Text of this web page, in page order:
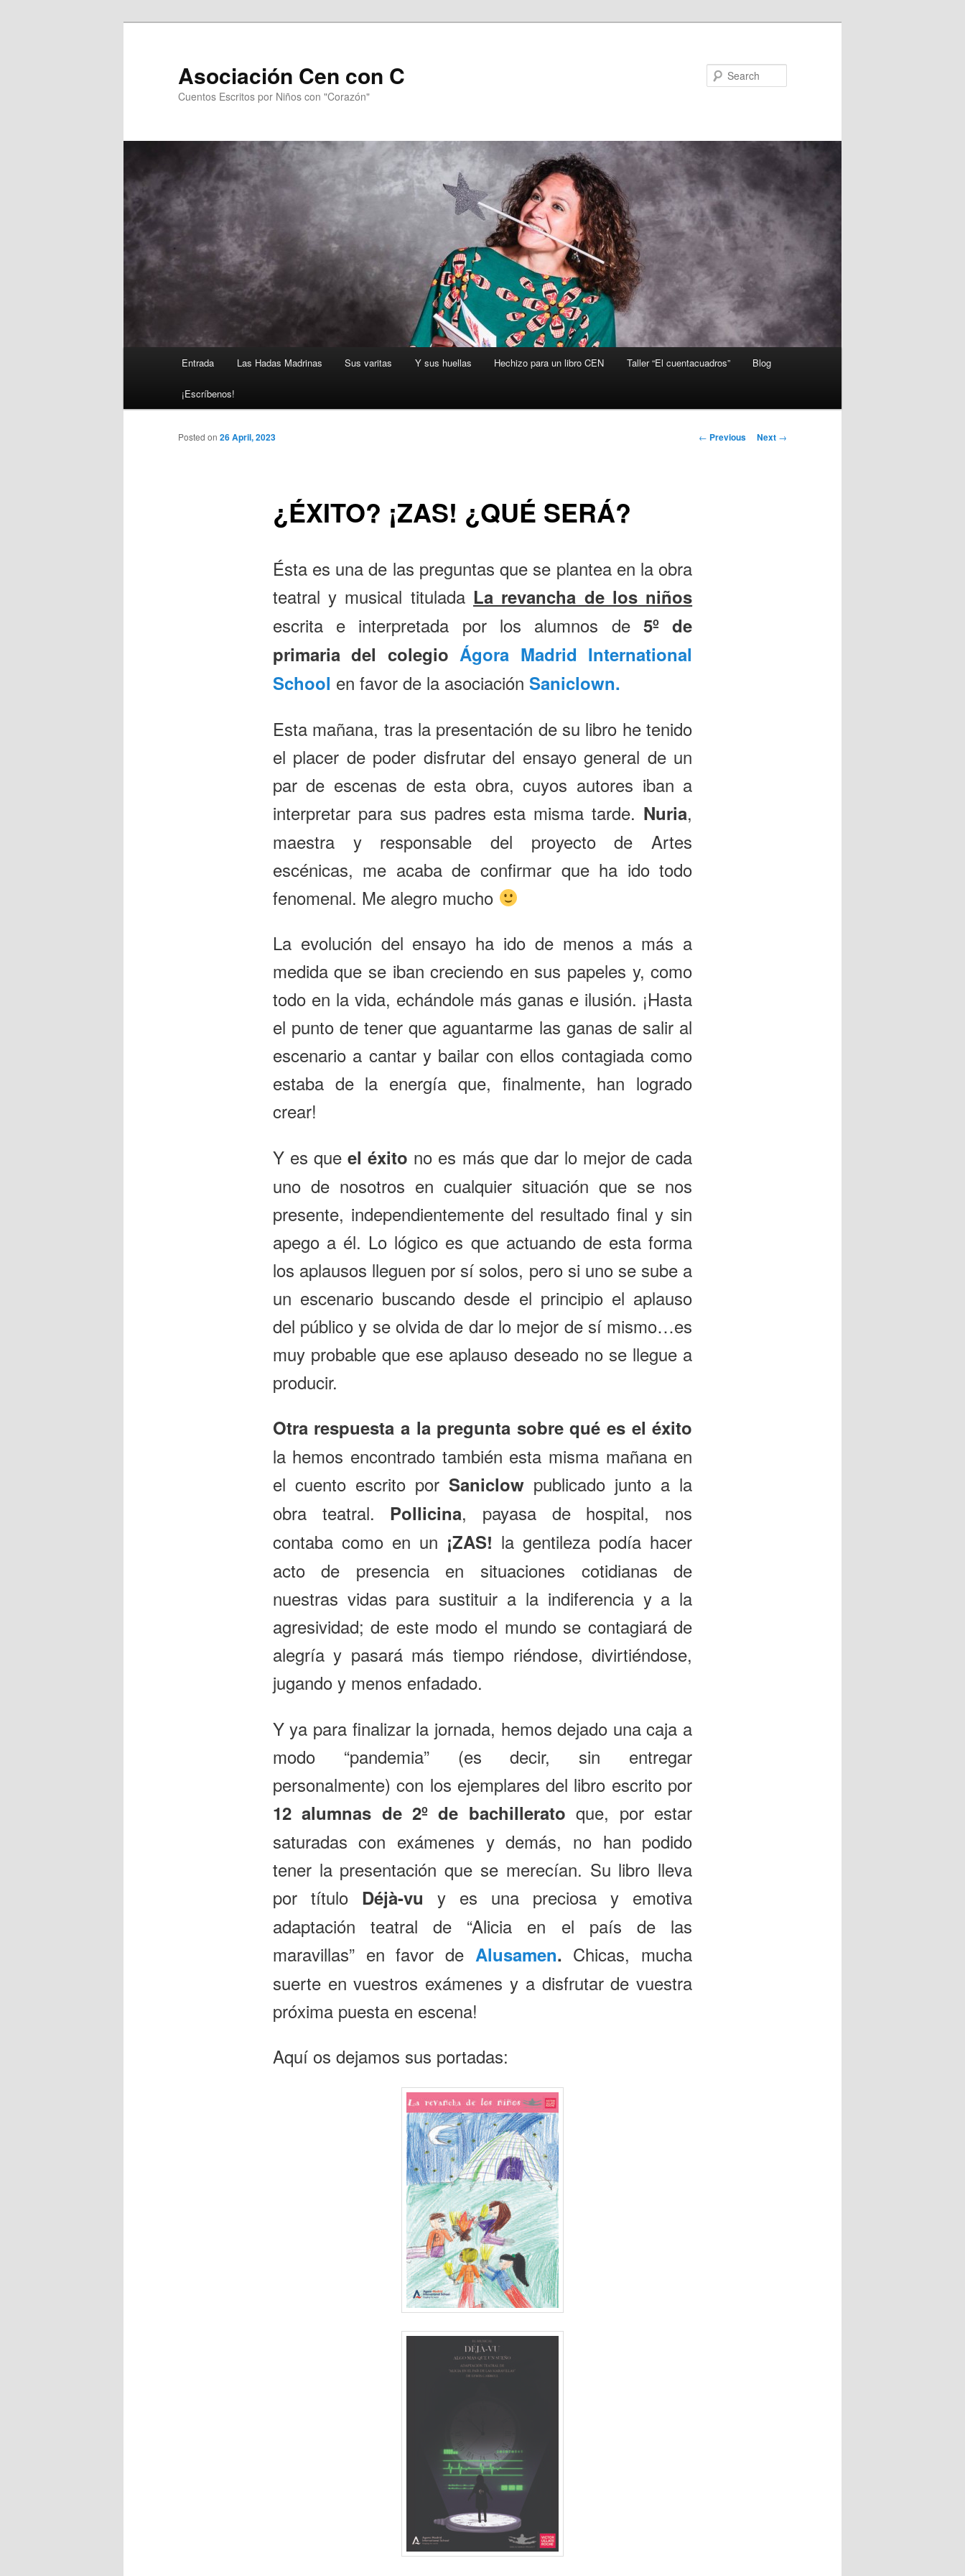
Asociación Cen con C
Cuentos Escritos por Niños con "Corazón"
Skip
to
primary
Entrada Las Hadas Madrinas Sus varitas Y sus huellas Hechizo para un libro CEN Taller “El cuentacuadros” Blog
¡Escríbenos!
Post
← Previous Next →
¿ÉXITO? ¡ZAS! ¿QUÉ SERÁ?
Posted on 26 April, 2023
Ésta es una de las preguntas que se plantea en la obra
teatral y musical titulada La revancha de los niños
escrita e interpretada por los alumnos de 5º de
primaria del colegio Ágora Madrid International
School en favor de la asociación Saniclown.
Esta mañana, tras la presentación de su libro he tenido
el placer de poder disfrutar del ensayo general de un
par de escenas de esta obra, cuyos autores iban a
interpretar para sus padres esta misma tarde. Nuria,
maestra y responsable del proyecto de Artes
escénicas, me acaba de confirmar que ha ido todo
fenomenal. Me alegro mucho
La evolución del ensayo ha ido de menos a más a
medida que se iban creciendo en sus papeles y, como
todo en la vida, echándole más ganas e ilusión. ¡Hasta
el punto de tener que aguantarme las ganas de salir al
escenario a cantar y bailar con ellos contagiada como
estaba de la energía que, finalmente, han logrado
crear!
Y es queel éxito no es más que dar lo mejor de cada
uno de nosotros en cualquier situación que se nos
presente, independientemente del resultado final y sin
apego a él. Lo lógico es que actuando de esta forma
los aplausos lleguen por sí solos, pero si uno se sube a
un escenario buscando desde el principio el aplauso
del público y se olvida de dar lo mejor de sí mismo…es
muy probable que ese aplauso deseado no se llegue a
producir.
Otra respuesta a la pregunta sobre qué es el éxito
la hemos encontrado también esta misma mañana en
el cuento escrito por Saniclow publicado junto a la
obra teatral. Pollicina, payasa de hospital, nos
contaba como en un ¡ZAS! la gentileza podía hacer
acto de presencia en situaciones cotidianas de
nuestras vidas para sustituir a la indiferencia y a la
agresividad; de este modo el mundo se contagiará de
alegría y pasará más tiempo riéndose, divirtiéndose,
jugando y menos enfadado.
Y ya para finalizar la jornada, hemos dejado una caja a
modo “pandemia” (es decir, sin entregar
personalmente) con los ejemplares del libro escrito por
12 alumnas de 2º de bachillerato que, por estar
saturadas con exámenes y demás, no han podido
tener la presentación que se merecían. Su libro lleva
por título Déjà-vu y es una preciosa y emotiva
adaptación teatral de “Alicia en el país de las
maravillas” en favor de Alusamen. Chicas, mucha
suerte en vuestros exámenes y a disfrutar de vuestra
próxima puesta en escena!
Aquí os dejamos sus portadas: